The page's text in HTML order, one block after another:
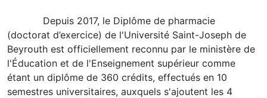
Depuis 2017, le Diplôme de pharmacie
(doctorat d’exercice) de l'Université Saint-Joseph de
Beyrouth est officiellement reconnu par le ministère de
l'Éducation et de l'Enseignement supérieur comme
étant un diplôme de 360 crédits, effectués en 10
semestres universitaires, auxquels s'ajoutent les 4